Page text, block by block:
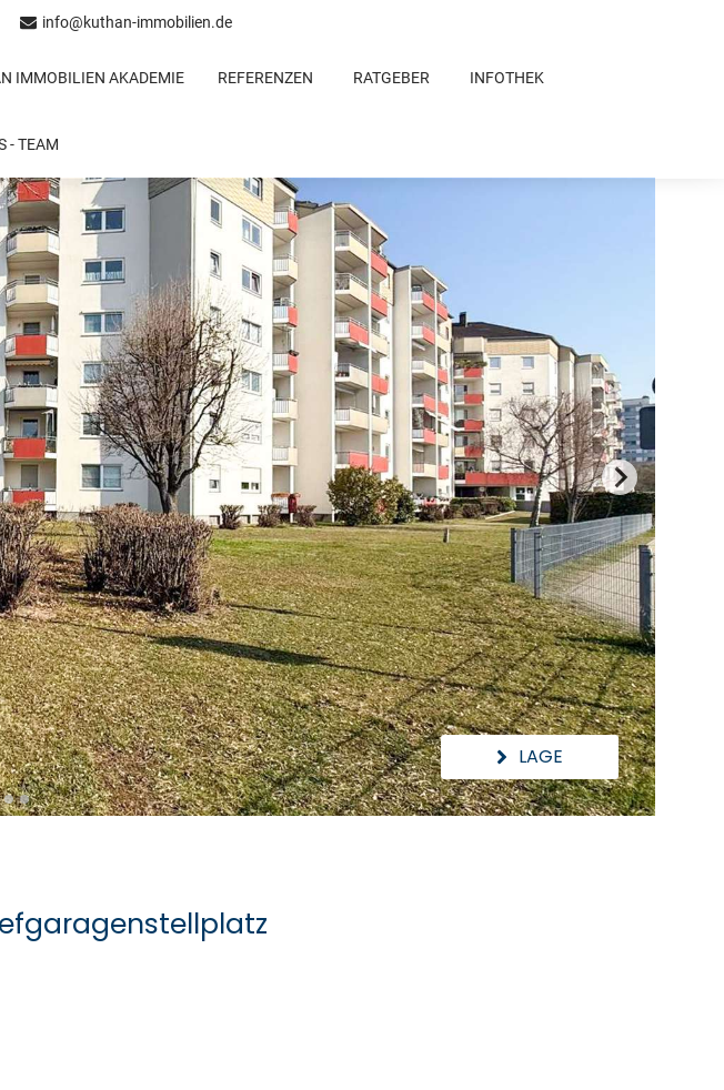
info@kuthan-immobilien.de
IMMOBILIEN AKADEMIE REFERENZEN RATGEBER INFOTHEK
- TEAM
LAGE